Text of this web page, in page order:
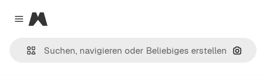
Close menu
Magnific
Nach